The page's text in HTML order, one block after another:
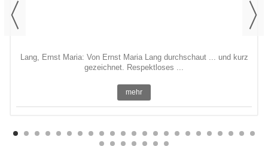
Lang, Ernst Maria: Von Ernst Maria Lang durchschaut ... und kurz
gezeichnet. Respektloses ...
mehr